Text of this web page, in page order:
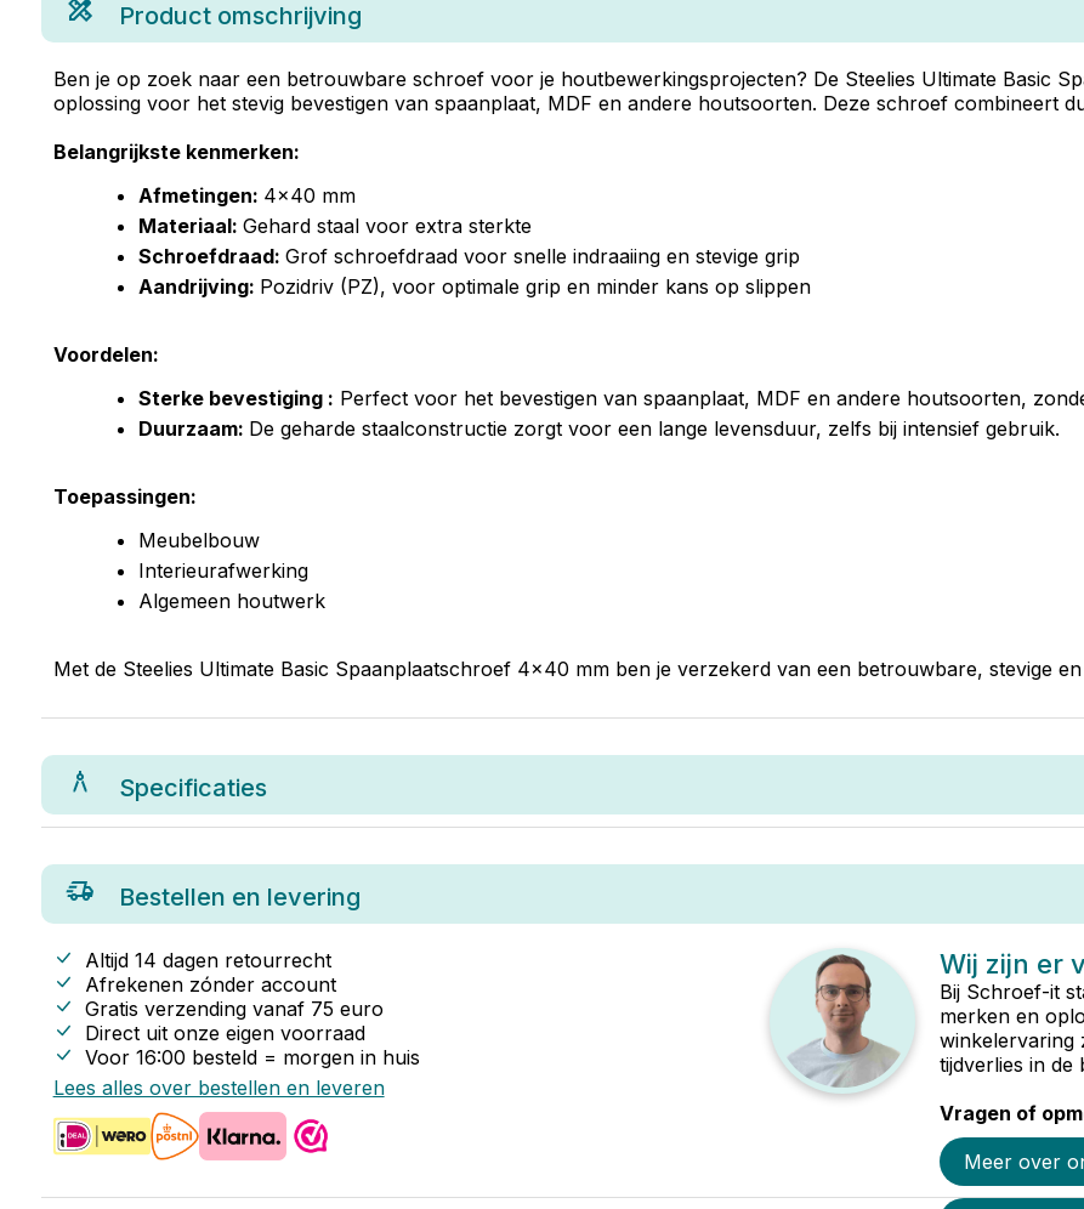
Product omschrijving
Ben je op zoek naar een betrouwbare schroef voor je houtbewerkingsprojecten? De Steelies Ultimate Basic
oplossing voor het stevig bevestigen van spaanplaat, MDF en andere houtsoorten. Deze schroef combineert
Belangrijkste kenmerken:
Afmetingen: 4x40 mm
Materiaal: Gehard staal voor extra sterkte
Schroefdraad: Grof schroefdraad voor snelle indraaiing en stevige grip
Aandrijving: Pozidriv (PZ), voor optimale grip en minder kans op slippen
Voordelen:
Sterke bevestiging : Perfect voor het bevestigen van spaanplaat, MDF en andere houtsoorten,
Duurzaam: De geharde staalconstructie zorgt voor een lange levensduur, zelfs bij intensief gebruik.
Toepassingen:
Meubelbouw
Interieurafwerking
Algemeen houtwerk
Met de Steelies Ultimate Basic Spaanplaatschroef 4x40 mm ben je verzekerd van een betrouwbare, stevige
Specificaties
Bestellen en levering
Altijd 14 dagen retourrecht
Afrekenen zónder account
Gratis verzending vanaf 75 euro
Direct uit onze eigen voorraad
Voor 16:00 besteld = morgen in huis
Lees alles over bestellen en leveren
Wij zijn er
Bij Schroef-it
merken en
winkelervaring
tijdverlies in de
Vragen of
Meer over